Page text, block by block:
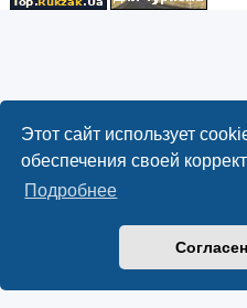
Этот сайт использует
обеспечения своей
Подробнее
Согласен